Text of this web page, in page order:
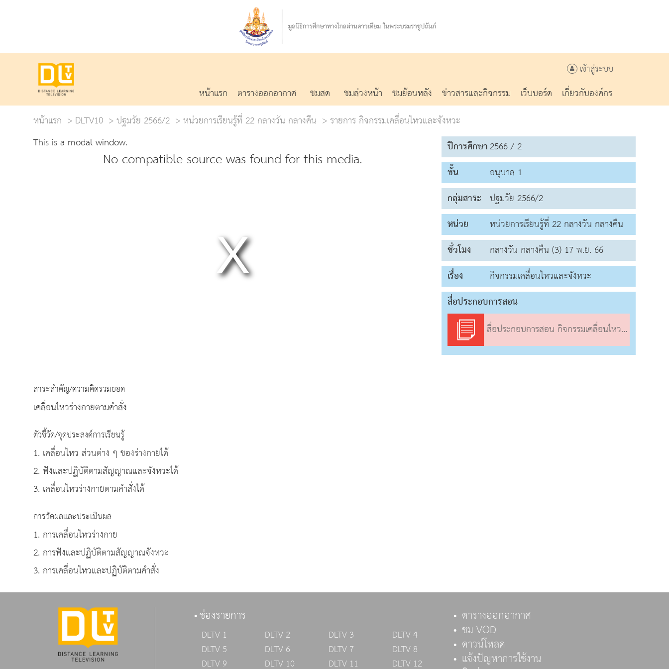
เข้าสู่ระบบ
หน้าแรก ตารางออกอากาศ ชมสด ชมล่วงหน้า ชมย้อนหลัง ข่าวสารและกิจกรรม เว็บบอร์ด
เกี่ยวกับองค์กร
หน้าแรก
DLTV10 ปฐมวัย 2566/2 หน่วยการเรียนรู้ที่ 22 กลางวัน กลางคืน
รายการ กิจกรรมเคลื่อนไหวและจังหวะ
This is a modal window.
No compatible source was found for this media.
สาระสำคัญ/ความคิดรวมยอด
เคลื่อนไหวร่างกายตามคำสั่ง
ตัวชี้วัด/จุดประสงค์การเรียนรู้
1. เคลื่อนไหว ส่วนต่าง ๆ ของร่างกายได้
2. ฟังและปฏิบัติตามสัญญาณและจังหวะได้
3. เคลื่อนไหวร่างกายตามคำสั่งได้
การวัดผลและประเมินผล
1. การเคลื่อนไหวร่างกาย
2. การฟังและปฏิบัติตามสัญญาณจังหวะ
3. การเคลื่อนไหวและปฏิบัติตามคำสั่ง
ปีการศึกษา2566 / 2
ชั้น
อนุบาล 1
กลุ่มสาระ ปฐมวัย 2566/2
หน่วย
หน่วยการเรียนรู้ที่ 22 กลางวัน กลางคืน
ชั่วโมง
กลางวัน กลางคืน (3) 17 พ.ย. 66
เรื่อง
กิจกรรมเคลื่อนไหวและจังหวะ
สื่อประกอบการสอน
สื่อประกอบการสอน กิจกรรมเคลื่อนไหวและจังหวะ
ช่องรายการ
DLTV 1 DLTV 2 DLTV 3
DLTV 4
DLTV 5
DLTV 6 DLTV 7
DLTV 8
DLTV 9
DLTV 10 DLTV 11 DLTV 12
ตารางออกอากาศ
ชม VOD
ดาวน์โหลด
แจ้งปัญหาการใช้งาน